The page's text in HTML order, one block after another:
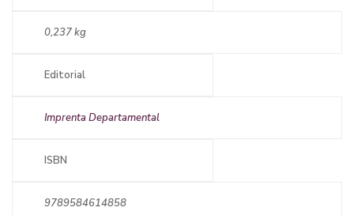
0,237 kg
Editorial
Imprenta Departamental
ISBN
9789584614858